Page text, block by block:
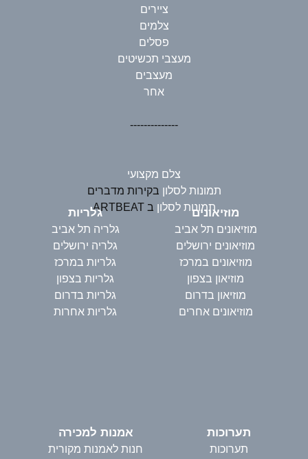
ציירים
צלמים
פסלים
מעצבי תכשיטים
מעצבים
אחר
--------------
צלם מקצועי
תמונות לסלון בקירות מדברים
תמונות לסלון ב ARTBEAT מוזיאונים
מוזיאונים תל אביב
מוזיאונים ירושלים
מוזיאונים במרכז
מוזיאון בצפון
מוזיאון בדרום
מוזיאונים אחרים
גלריות
גלריה תל אביב
גלריה ירושלים
גלריות במרכז
גלריות בצפון
גלריות בדרום
גלריות אחרות
תערוכות
תערוכות
אמנות למכירה
חנות לאמנות מקורית